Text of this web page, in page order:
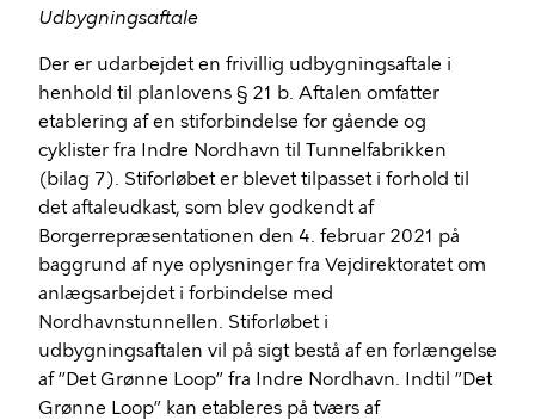
Udbygningsaftale
Der er udarbejdet en frivillig udbygningsaftale i
henhold til planlovens § 21 b. Aftalen omfatter
etablering af en stiforbindelse for gående og
cyklister fra Indre Nordhavn til Tunnelfabrikken
(bilag 7). Stiforløbet er blevet tilpasset i forhold til
det aftaleudkast, som blev godkendt af
Borgerrepræsentationen den 4. februar 2021 på
baggrund af nye oplysninger fra Vejdirektoratet om
anlægsarbejdet i forbindelse med
Nordhavnstunnellen. Stiforløbet i
udbygningsaftalen vil på sigt bestå af en forlængelse
af ”Det Grønne Loop” fra Indre Nordhavn. Indtil ”Det
Grønne Loop” kan etableres på tværs af